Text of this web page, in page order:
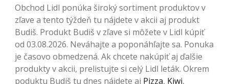
Obchod Lidl ponúka široký sortiment produktov v
zľave a tento týždeň tu nájdete v akcii aj produkt
Budiš. Produkt Budiš v zľave si môžete v Lidl kúpiť
od 03.08.2026. Neváhajte a poponáhľajte sa. Ponuka
je časovo obmedzená. Ak chcete nakúpiť aj ďalšie
produkty v akcii, prelistujte si celý Lidl leták. Okrem
poduktu Budiš tu dnes nájdete aj Pizza, Kiwi,